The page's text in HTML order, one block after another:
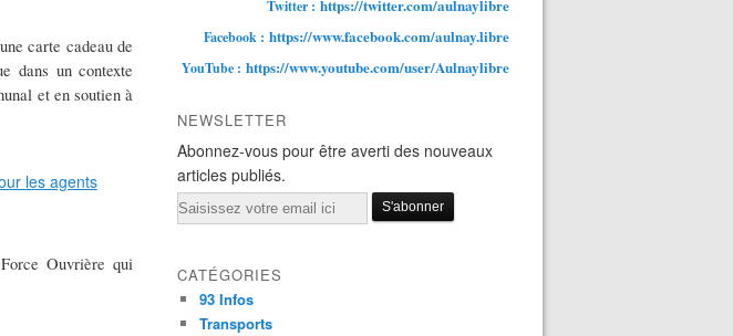
carte cadeau de
dans un contexte
et en soutien à
Ouvrière qui
Twitter : https://twitter.com/aulnaylibre
Facebook : https://www.facebook.com/aulnay.libre
YouTube : https://www.youtube.com/user/Aulnaylibre
NEWSLETTER
Abonnez-vous pour être averti des nouveaux
articles publiés.
Email
CATÉGORIES
93 Infos
Transports